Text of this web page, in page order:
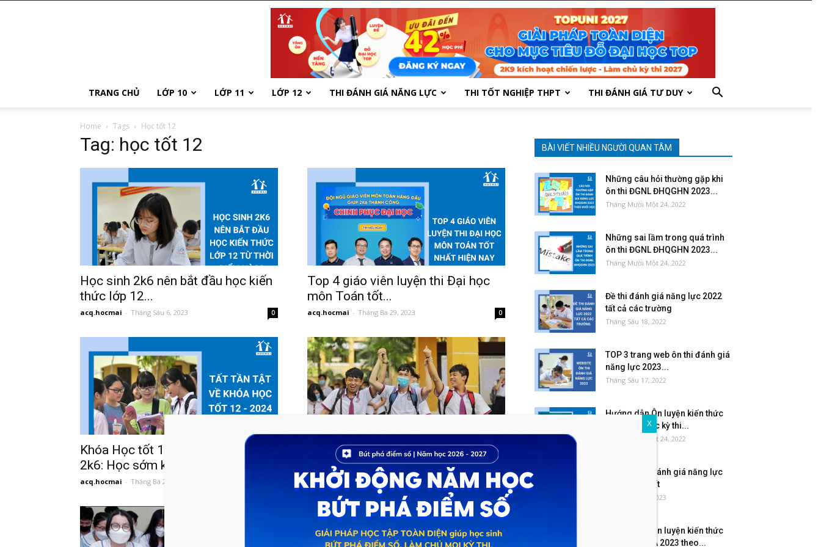
TRANG CHỦ LỚP 10 LỚP 11 LỚP 12 THI ĐÁNH GIÁ NĂNG LỰC THI TỐT NGHIỆP THPT THI ĐÁNH GIÁ TƯ DUY
Home Tags Học tốt 12
Tag: học tốt 12
Học sinh 2k6 nên bắt đầu học kiến
thức lớp 12...
acq.hocmai - Tháng Sáu 6, 2023 0
Top 4 giáo viên luyện thi Đại học
môn Toán tốt...
acq.hocmai - Tháng Ba 29, 2023 0
Khóa Học tốt 12 dành riêng cho
2k6: Học sớm kiến...
acq.hocmai - Tháng Ba 27, 2023
Lớp 12 sẽ không còn là “ác mộng”
nếu teen 2k5...
acq.hocmai Tháng Tư 21, 2022
BÀI VIẾT NHIỀU NGƯỜI QUAN TÂM
Những câu hỏi thường gặp khi
ôn thi ĐGNL ĐHQGHN 2023...
Tháng Mười Một 24, 2022
Những sai lầm trong quá trình
ôn thi ĐGNL ĐHQGHN 2023...
Tháng Mười Một 24, 2022
Đề thi đánh giá năng lực 2022
tất cả các trường
Tháng Sáu 18, 2022
TOP 3 trang web ôn thi đánh giá
năng lực 2023...
Tháng Sáu 17, 2022
Hướng dẫn Ôn luyện kiến thức
theo môn học kỳ thi...
Tháng Mười Một 24, 2022
Sách ôn thi đánh giá năng lực
2023 hay nhất
Tháng Sáu 13, 2023
Hướng dẫn Ôn luyện kiến thức
thi ĐGNL HSA 2023 theo...
X